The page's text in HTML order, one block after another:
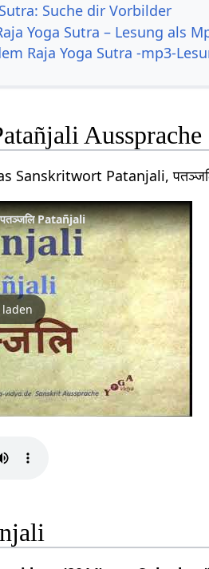
Suche dir Vorbilder
Yoga Sutra – Lesung als
Raja Yoga Sutra -mp3-
Aussprache
Sanskritwort Patanjali,
Patañjali
laden